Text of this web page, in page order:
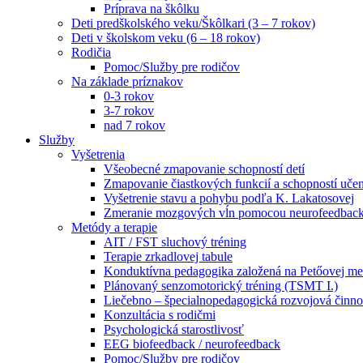
Príprava na škôlku
Deti predškolského veku/Škôlkari (3 – 7 rokov)
Deti v školskom veku (6 – 18 rokov)
Rodičia
Pomoc/Služby pre rodičov
Na základe príznakov
0-3 rokov
3-7 rokov
nad 7 rokov
Služby
Vyšetrenia
Všeobecné zmapovanie schopností detí
Zmapovanie čiastkových funkcií a schopností
Vyšetrenie stavu a pohybu podľa K. Lakatosovej
Zmeranie mozgových vĺn pomocou
Metódy a terapie
AIT / FST sluchový tréning
Terapie zrkadlovej tabule
Konduktívna pedagogika založená na Petőovej
Plánovaný senzomotorický tréning (TSMT I.)
Liečebno – špecialnopedagogická rozvojová
Konzultácia s rodičmi
Psychologická starostlivosť
EEG biofeedback / neurofeedback
Pomoc/Služby pre rodičov